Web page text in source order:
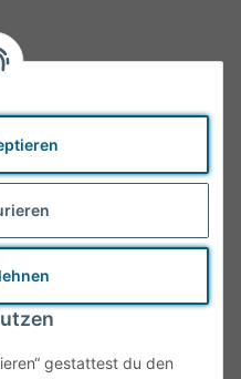
gestattest du den